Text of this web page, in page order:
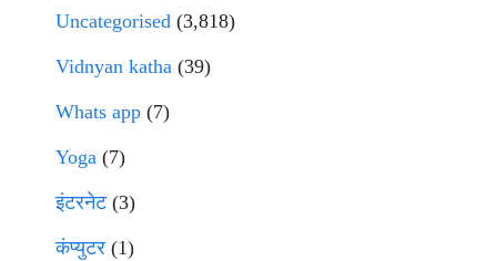
Uncategorised (3,818)
Vidnyan katha (39)
Whats app (7)
Yoga (7)
इंटरनेट(3)
कंप्युटर (1)